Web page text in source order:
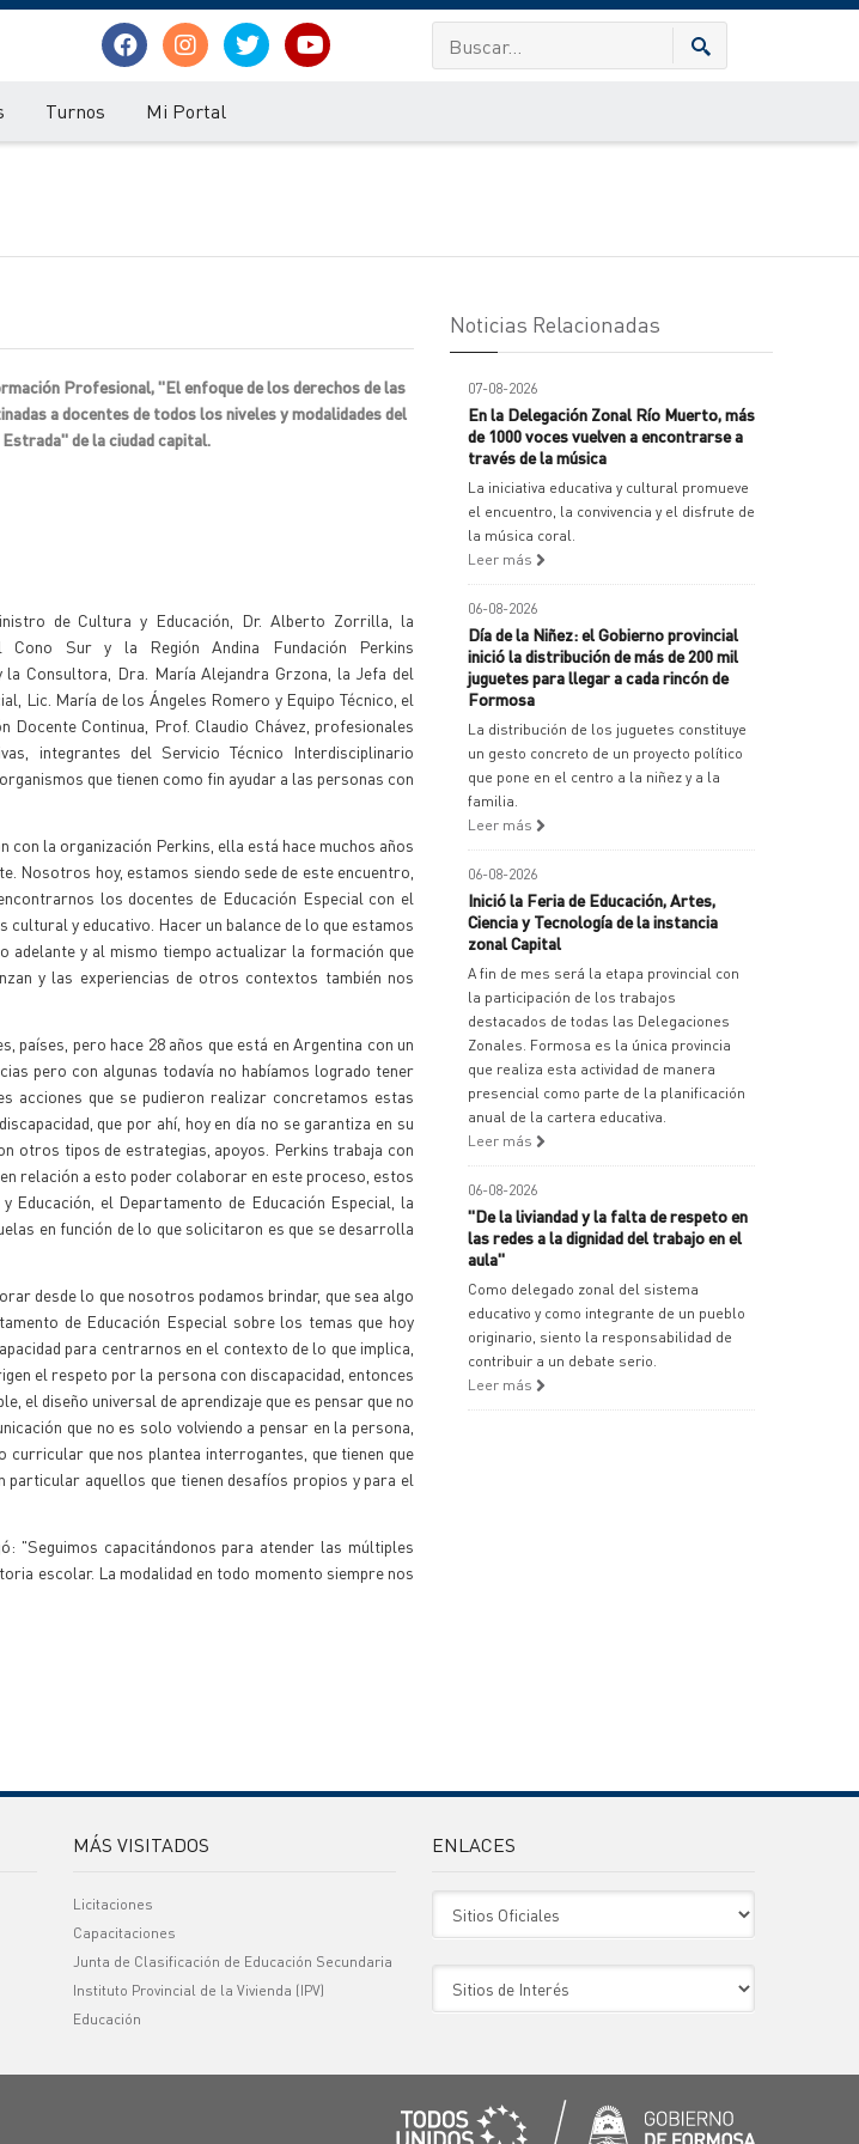
Turnos Mi Portal
Profesional, "El enfoque de los derechos de las
a docentes de todos los niveles y modalidades del
de la ciudad capital.
de Cultura y Educación, Dr. Alberto Zorrilla, la
Cono Sur y la Región Andina Fundación Perkins
la Consultora, Dra. María Alejandra Grzona, la Jefa del
Lic. María de los Ángeles Romero y Equipo Técnico, el
Docente Continua, Prof. Claudio Chávez, profesionales
integrantes del Servicio Técnico Interdisciplinario
que tienen como fin ayudar a las personas con
la organización Perkins, ella está hace muchos años
Nosotros hoy, estamos siendo sede de este encuentro,
los docentes de Educación Especial con el
y educativo. Hacer un balance de lo que estamos
adelante y al mismo tiempo actualizar la formación que
y las experiencias de otros contextos también nos
países, pero hace 28 años que está en Argentina con un
pero con algunas todavía no habíamos logrado tener
acciones que se pudieron realizar concretamos estas
que por ahí, hoy en día no se garantiza en su
otros tipos de estrategias, apoyos. Perkins trabaja con
relación a esto poder colaborar en este proceso, estos
Educación, el Departamento de Educación Especial, la
en función de lo que solicitaron es que se desarrolla
desde lo que nosotros podamos brindar, que sea algo
de Educación Especial sobre los temas que hoy
para centrarnos en el contexto de lo que implica,
el respeto por la persona con discapacidad, entonces
el diseño universal de aprendizaje que es pensar que no
que no es solo volviendo a pensar en la persona,
curricular que nos plantea interrogantes, que tienen que
aquellos que tienen desafíos propios y para el
"Seguimos capacitándonos para atender las múltiples
escolar. La modalidad en todo momento siempre nos
Noticias Relacionadas
07-08-2026
En la Delegación Zonal Río Muerto, más
de 1000 voces vuelven a encontrarse a
través de la música
La iniciativa educativa y cultural promueve
el encuentro, la convivencia y el disfrute de
la música coral.
Leer más
06-08-2026
Día de la Niñez: el Gobierno provincial
inició la distribución de más de 200 mil
juguetes para llegar a cada rincón de
Formosa
La distribución de los juguetes constituye
un gesto concreto de un proyecto político
que pone en el centro a la niñez y a la
familia.
Leer más
06-08-2026
Inició la Feria de Educación, Artes,
Ciencia y Tecnología de la instancia
zonal Capital
A fin de mes será la etapa provincial con
la participación de los trabajos
destacados de todas las Delegaciones
Zonales. Formosa es la única provincia
que realiza esta actividad de manera
presencial como parte de la planificación
anual de la cartera educativa.
Leer más
06-08-2026
"De la liviandad y la falta de respeto en
las redes a la dignidad del trabajo en el
aula"
Como delegado zonal del sistema
educativo y como integrante de un pueblo
originario, siento la responsabilidad de
contribuir a un debate serio.
Leer más
MÁS VISITADOS
Licitaciones
Capacitaciones
Junta de Clasificación de Educación Secundaria
Instituto Provincial de la Vivienda (IPV)
Educación
ENLACES